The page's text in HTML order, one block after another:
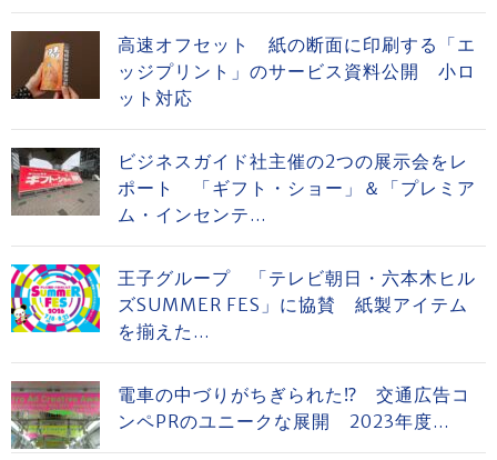
高速オフセット 紙の断面に印刷する「エ
ッジプリント」のサービス資料公開 小ロ
ット対応
ビジネスガイド社主催の2つの展示会をレ
ポート 「ギフト・ショー」＆「プレミア
ム・インセンテ...
王子グループ 「テレビ朝日・六本木ヒル
ズSUMMER FES」に協賛 紙製アイテム
を揃えた...
電車の中づりがちぎられた⁉ 交通広告コ
ンペPRのユニークな展開 2023年度...